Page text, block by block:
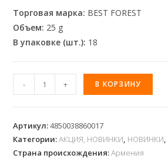
Торговая марка: BEST FOREST
Объем: 25 g
В упаковке (шт.): 18
- + В КОРЗИНУ
Артикул:4850038860017
Категории:АКЦИЯ, НОВИНКИ, НОВИНКИ,
Страна происхождения:Армения